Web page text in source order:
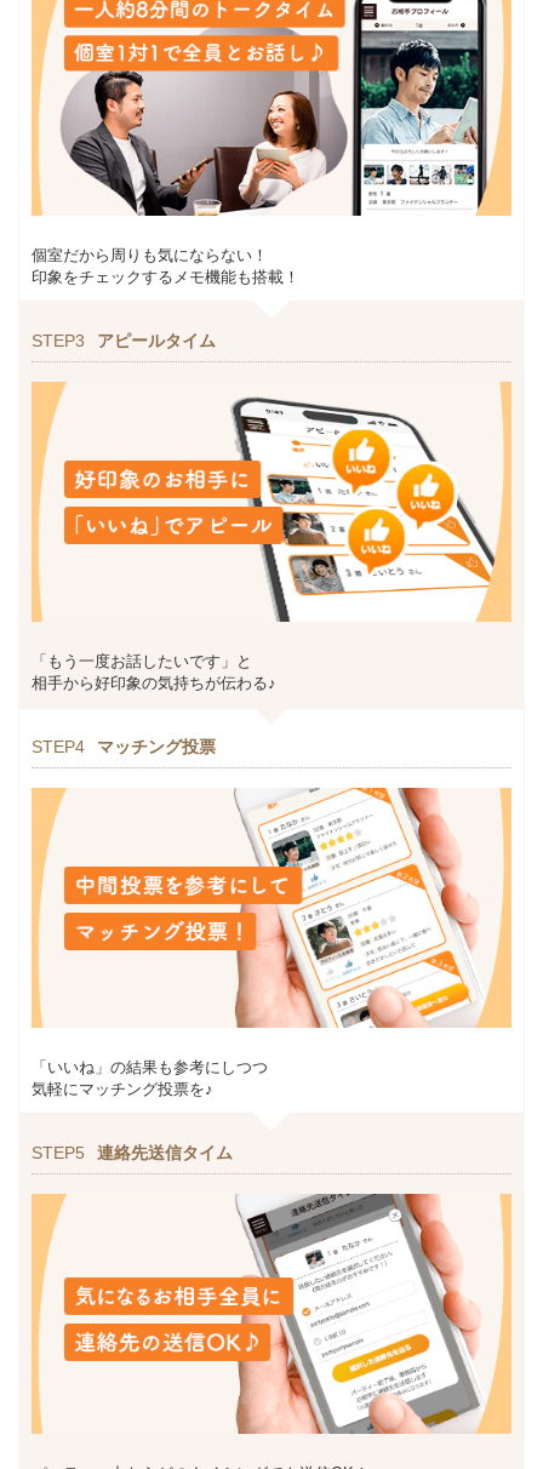
個室だから周りも気にならない！
印象をチェックするメモ機能も搭載！
STEP3 アピールタイム
「もう一度お話したいです」と
相手から好印象の気持ちが伝わる♪
STEP4 マッチング投票
「いいね」の結果も参考にしつつ
気軽にマッチング投票を♪
STEP5 連絡先送信タイム